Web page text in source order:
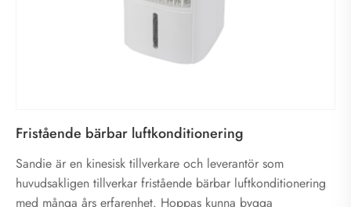
Fristående bärbar luftkonditionering
Sandie är en kinesisk tillverkare och leverantör som
huvudsakligen tillverkar fristående bärbar luftkonditionering
med många års erfarenhet. Hoppas kunna bygga